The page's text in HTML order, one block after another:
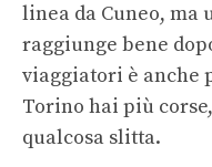
linea da Cuneo, ma
raggiunge bene
viaggiatori è anche
Torino hai più
qualcosa slitta.